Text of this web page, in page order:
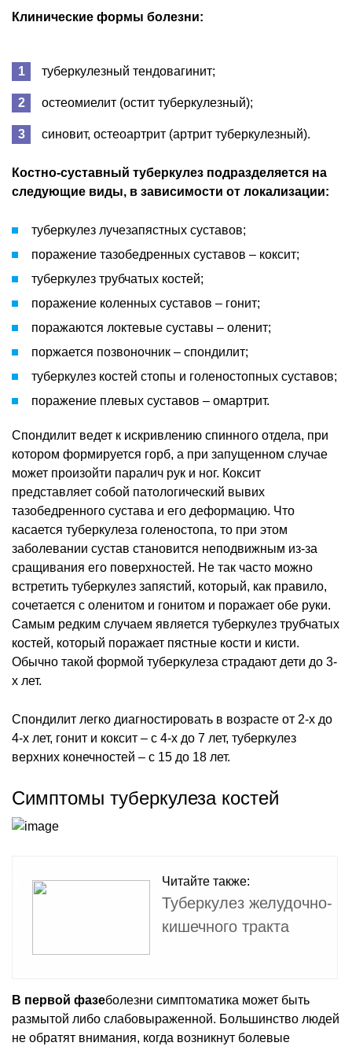
Клинические формы болезни:
туберкулезный тендовагинит;
остеомиелит (остит туберкулезный);
синовит, остеоартрит (артрит туберкулезный).
Костно-суставный туберкулез подразделяется на
следующие виды, в зависимости от локализации:
туберкулез лучезапястных суставов;
поражение тазобедренных суставов – коксит;
туберкулез трубчатых костей;
поражение коленных суставов – гонит;
поражаются локтевые суставы – оленит;
поржается позвоночник – спондилит;
туберкулез костей стопы и голеностопных суставов;
поражение плевых суставов – омартрит.
Спондилит ведет к искривлению спинного отдела, при
котором формируется горб, а при запущенном случае
может произойти паралич рук и ног. Коксит
представляет собой патологический вывих
тазобедренного сустава и его деформацию. Что
касается туберкулеза голеностопа, то при этом
заболевании сустав становится неподвижным из-за
сращивания его поверхностей. Не так часто можно
встретить туберкулез запястий, который, как правило,
сочетается с оленитом и гонитом и поражает обе руки.
Самым редким случаем является туберкулез трубчатых
костей, который поражает пястные кости и кисти.
Обычно такой формой туберкулеза страдают дети до 3-
х лет.
Спондилит легко диагностировать в возрасте от 2-х до
4-х лет, гонит и коксит – с 4-х до 7 лет, туберкулез
верхних конечностей – с 15 до 18 лет.
Симптомы туберкулеза костей
Читайте также:
Туберкулез желудочно-
кишечного тракта
В первой фазеболезни симптоматика может быть
размытой либо слабовыраженной. Большинство людей
не обратят внимания, когда возникнут болевые